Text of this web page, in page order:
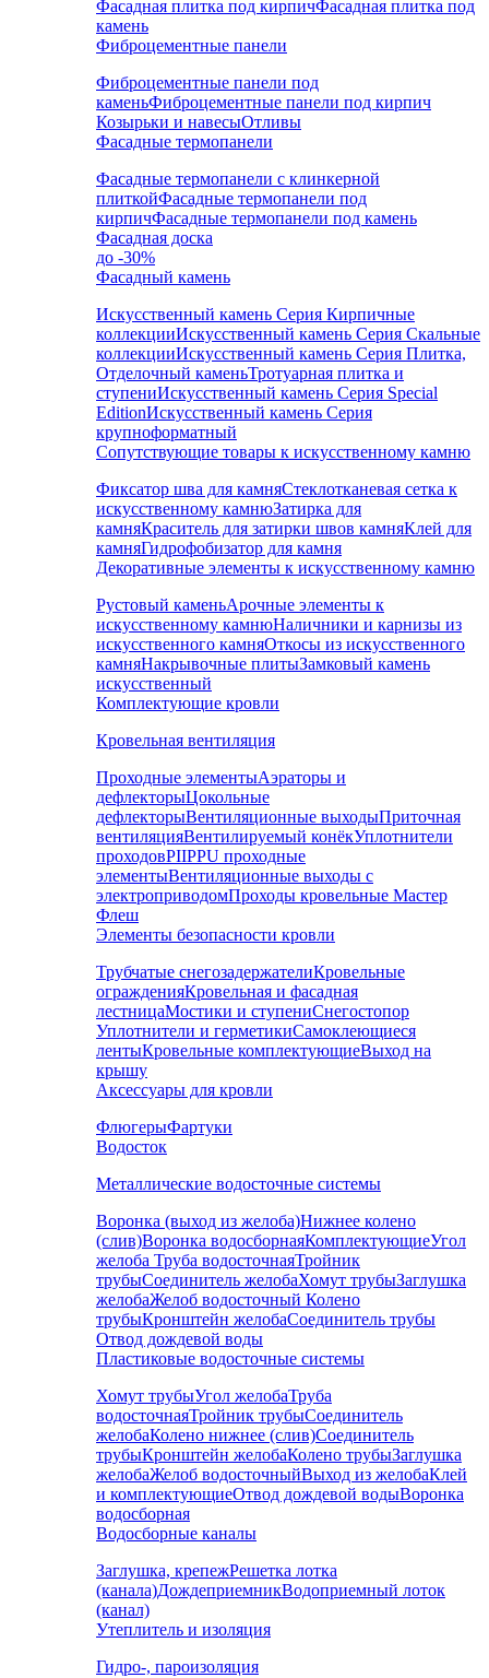
Фасадная плитка под кирпичФасадная плитка под
камень
Фиброцементные панели
Фиброцементные панели под
каменьФиброцементные панели под кирпич
Козырьки и навесыОтливы
Фасадные термопанели
Фасадные термопанели с клинкерной
плиткойФасадные термопанели под
кирпичФасадные термопанели под камень
Фасадная доска
до -30%
Фасадный камень
Искусственный камень Серия Кирпичные
коллекцииИскусственный камень Серия Скальные
коллекцииИскусственный камень Серия Плитка,
Отделочный каменьТротуарная плитка и
ступениИскусственный камень Серия Special
EditionИскусственный камень Серия
крупноформатный
Сопутствующие товары к искусственному камню
Фиксатор шва для камняСтеклотканевая сетка к
искусственному камнюЗатирка для
камняКраситель для затирки швов камняКлей для
камняГидрофобизатор для камня
Декоративные элементы к искусственному камню
Рустовый каменьАрочные элементы к
искусственному камнюНаличники и карнизы из
искусственного камняОткосы из искусственного
камняНакрывочные плитыЗамковый камень
искусственный
Комплектующие кровли
Кровельная вентиляция
Проходные элементыАэраторы и
дефлекторыЦокольные
дефлекторыВентиляционные выходыПриточная
вентиляцияВентилируемый конёкУплотнители
проходовPIIPPU проходные
элементыВентиляционные выходы с
электроприводомПроходы кровельные Мастер
Флеш
Элементы безопасности кровли
Трубчатые снегозадержателиКровельные
огражденияКровельная и фасадная
лестницаМостики и ступениСнегостопор
Уплотнители и герметикиСамоклеющиеся
лентыКровельные комплектующиеВыход на
крышу
Аксессуары для кровли
ФлюгерыФартуки
Водосток
Металлические водосточные системы
Воронка (выход из желоба)Нижнее колено
(слив)Воронка водосборнаяКомплектующиеУгол
желоба Труба водосточнаяТройник
трубыСоединитель желобаХомут трубыЗаглушка
желобаЖелоб водосточный Колено
трубыКронштейн желобаСоединитель трубы
Отвод дождевой воды
Пластиковые водосточные системы
Хомут трубыУгол желобаТруба
водосточнаяТройник трубыСоединитель
желобаКолено нижнее (слив)Соединитель
трубыКронштейн желобаКолено трубыЗаглушка
желобаЖелоб водосточныйВыход из желобаКлей
и комплектующиеОтвод дождевой водыВоронка
водосборная
Водосборные каналы
Заглушка, крепежРешетка лотка
(канала)ДождеприемникВодоприемный лоток
(канал)
Утеплитель и изоляция
Гидро-, пароизоляция